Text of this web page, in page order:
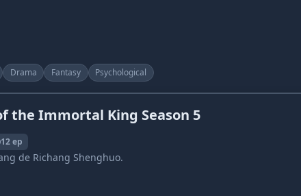
Drama Fantasy Psychological
the Immortal King Season 5
12 ep
de Richang Shenghuo.